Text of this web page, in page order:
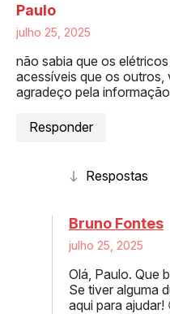
Paulo
julho 25, 2025
não sabia que os
acessíveis que os
agradeço pela informação
Responder
Bruno Fontes
julho 25, 2025
Olá, Paulo. Que
Se tiver alguma
aqui para ajudar!